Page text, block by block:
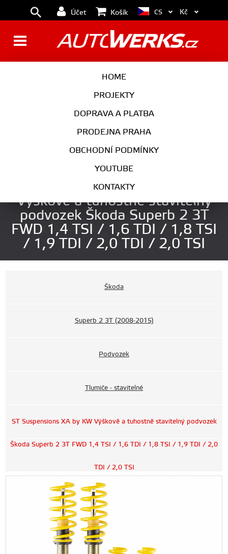
Účet Košík
HOME
PROJEKTY
DOPRAVA A PLATBA
PRODEJNA PRAHA
OBCHODNÍ PODMÍNKY
YOUTUBE
KONTAKTY
CS Kč
PODVOZEK
VÝFUK
INTERIÉR
AUTOKOSMETIKA
ST Suspensions XA by KW
Výškově a tuhostně stavitelný
podvozek Škoda Superb 2 3T
FWD 1,4 TSI / 1,6 TDI / 1,8 TSI
/ 1,9 TDI / 2,0 TDI / 2,0 TSI
Škoda
Superb 2 3T (2008-2015)
Podvozek
Tlumiče - stavitelné
ST Suspensions XA by KW Výškově a tuhostně stavitelný podvozek
Škoda Superb 2 3T FWD 1,4 TSI / 1,6 TDI / 1,8 TSI / 1,9 TDI / 2,0
TDI / 2,0 TSI